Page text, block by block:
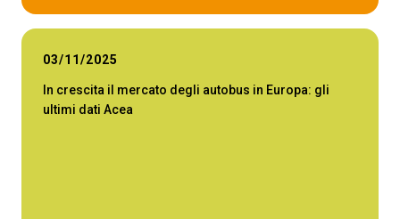
03/11/2025
In crescita il mercato degli autobus in Europa: gli
ultimi dati Acea